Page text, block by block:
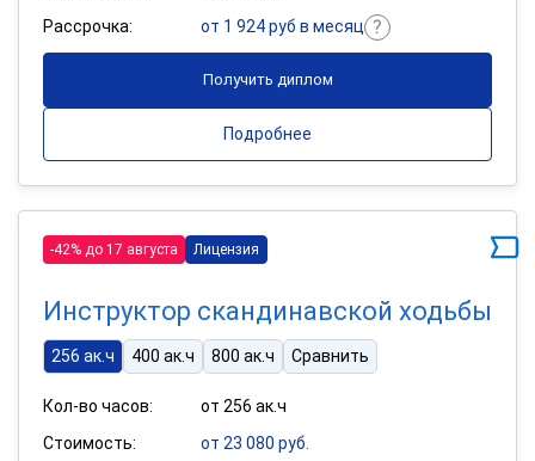
Рассрочка:
от 1 924 руб в месяц
Получить диплом
Подробнее
-42% до 17 августа Лицензия
Инструктор скандинавской ходьбы
256 ак.ч 400 ак.ч 800 ак.ч Сравнить
Кол-во часов:
от 256 ак.ч
Стоимость:
от 23 080 руб.